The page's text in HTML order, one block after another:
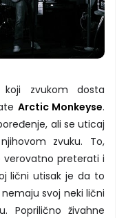
zvukom dosta
Arctic Monkeyse.
ali se uticaj
zvuku. To,
verovatno preterati i
lični utisak je da to
svoj neki lični
Poprilično živahne